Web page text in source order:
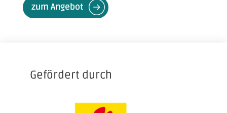
zum Angebot
Gefördert durch